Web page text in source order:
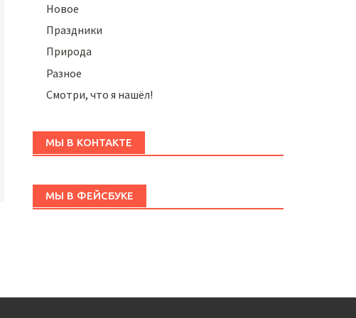
Новое
Праздники
Природа
Разное
Смотри, что я нашёл!
МЫ В КОНТАКТЕ
МЫ В ФЕЙСБУКЕ